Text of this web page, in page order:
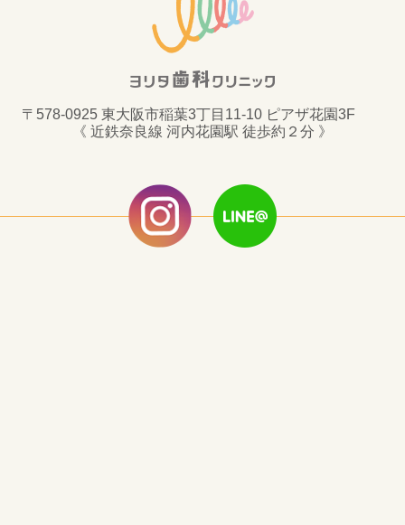
〒578-0925 東大阪市稲葉3丁目11-10 ピアザ花園3F
《 近鉄奈良線 河内花園駅 徒歩約２分 》